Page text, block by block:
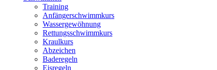
Training
Anfängerschwimmkurs
Wassergewöhnung
Rettungsschwimmkurs
Kraulkurs
Abzeichen
Baderegeln
Eisregeln